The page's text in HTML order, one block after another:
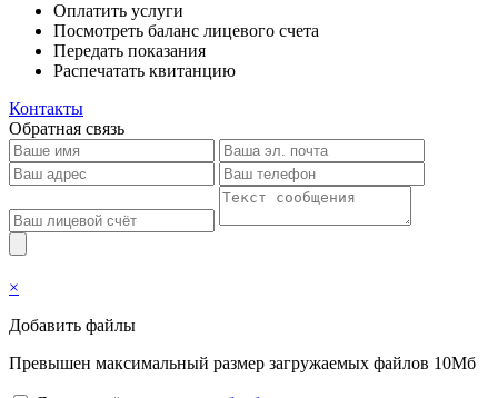
Оплатить услуги
Посмотреть баланс лицевого счета
Передать показания
Распечатать квитанцию
Контакты
Обратная связь
×
Добавить файлы
Превышен максимальный размер загружаемых файлов 10Мб